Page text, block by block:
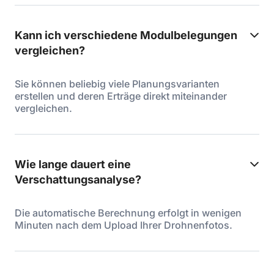
Kann ich verschiedene Modulbelegungen
vergleichen?
Sie können beliebig viele Planungsvarianten
erstellen und deren Erträge direkt miteinander
vergleichen.
Wie lange dauert eine
Verschattungsanalyse?
Die automatische Berechnung erfolgt in wenigen
Minuten nach dem Upload Ihrer Drohnenfotos.